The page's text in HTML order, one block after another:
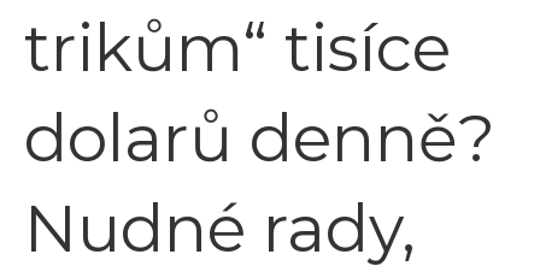
trikům“ tisíce
dolarů denně?
Nudné rady,